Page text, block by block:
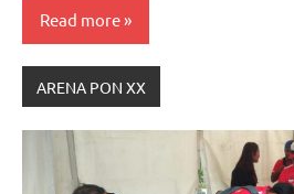
Read more
ARENA PON XX